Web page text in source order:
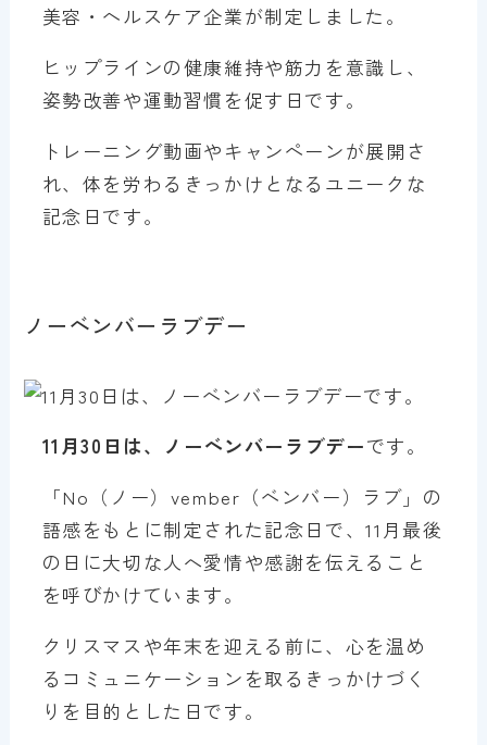
美容・ヘルスケア企業が制定しました。
ヒップラインの健康維持や筋力を意識し、
姿勢改善や運動習慣を促す日です。
トレーニング動画やキャンペーンが展開さ
れ、体を労わるきっかけとなるユニークな
記念日です。
ノーベンバーラブデー
11月30日は、ノーベンバーラブデーです。
「No（ノー）vember（ベンバー）ラブ」の
語感をもとに制定された記念日で、11月最後
の日に大切な人へ愛情や感謝を伝えること
を呼びかけています。
クリスマスや年末を迎える前に、心を温め
るコミュニケーションを取るきっかけづく
りを目的とした日です。